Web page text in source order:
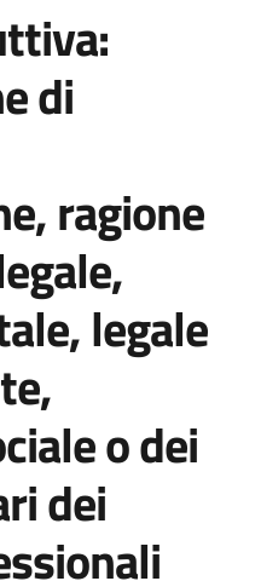
di
ragione
legale
o dei
dei